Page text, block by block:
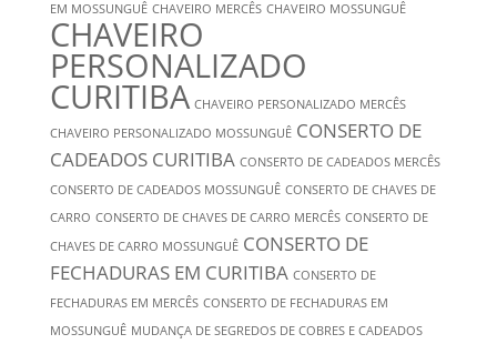
EM MOSSUNGUÊ CHAVEIRO MERCÊS CHAVEIRO MOSSUNGUÊ
CHAVEIRO
PERSONALIZADO
CURITIBA CHAVEIRO PERSONALIZADO MERCÊS
CHAVEIRO PERSONALIZADO MOSSUNGUÊ CONSERTO DE
CADEADOS CURITIBA CONSERTO DE CADEADOS MERCÊS
CONSERTO DE CADEADOS MOSSUNGUÊ CONSERTO DE CHAVES DE
CARRO CONSERTO DE CHAVES DE CARRO MERCÊS CONSERTO DE
CHAVES DE CARRO MOSSUNGUÊ CONSERTO DE
FECHADURAS EM CURITIBA CONSERTO DE
FECHADURAS EM MERCÊS CONSERTO DE FECHADURAS EM
MOSSUNGUÊ MUDANÇA DE SEGREDOS DE COBRES E CADEADOS